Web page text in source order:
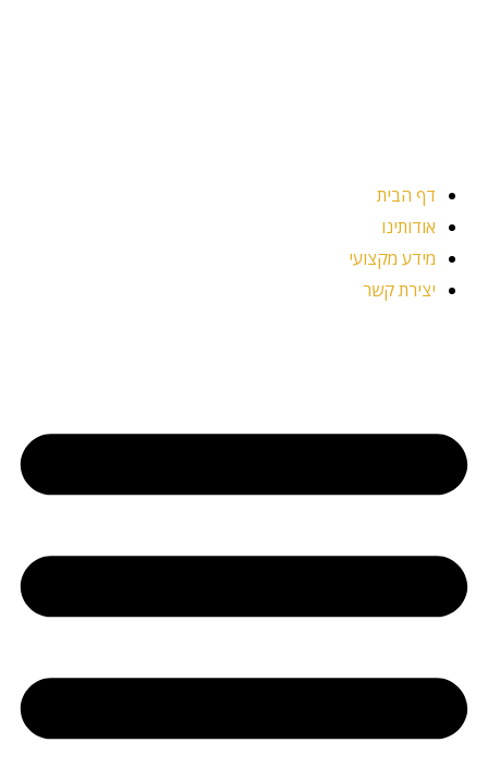
דף הבית
אודותינו
מידע מקצועי
יצירת קשר